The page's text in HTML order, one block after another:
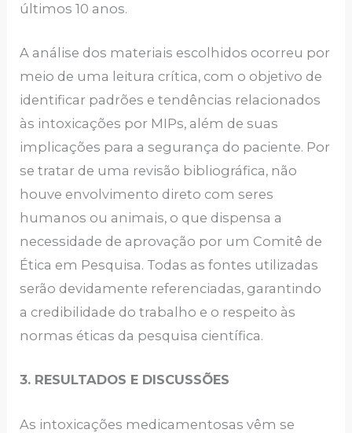
últimos 10 anos.
A análise dos materiais escolhidos ocorreu por
meio de uma leitura crítica, com o objetivo de
identificar padrões e tendências relacionados
às intoxicações por MIPs, além de suas
implicações para a segurança do paciente. Por
se tratar de uma revisão bibliográfica, não
houve envolvimento direto com seres
humanos ou animais, o que dispensa a
necessidade de aprovação por um Comitê de
Ética em Pesquisa. Todas as fontes utilizadas
serão devidamente referenciadas, garantindo
a credibilidade do trabalho e o respeito às
normas éticas da pesquisa científica.
3. RESULTADOS E DISCUSSÕES
As intoxicações medicamentosas vêm se